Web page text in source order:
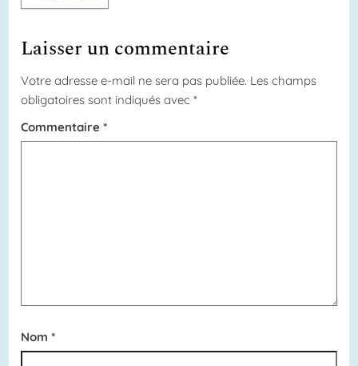
Laisser un commentaire
Votre adresse e-mail ne sera pas publiée. Les champs
obligatoires sont indiqués avec*
Commentaire*
Nom*